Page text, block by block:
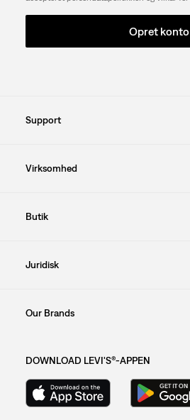
Opret konto
Support
Virksomhed
Butik
Juridisk
Our Brands
DOWNLOAD LEVI'S®-APPEN